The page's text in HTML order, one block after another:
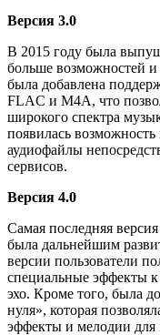
Версия 3.0
В 2015 году была
больше возможностей
была добавлена
FLAC и M4A, что
широкого спектра
появилась
аудиофайлы
сервисов.
Версия 4.0
Самая последняя
была дальнейшим
версии пользователи
специальные эффекты к
эхо. Кроме того, была
нуля», которая
эффекты и мелодии для